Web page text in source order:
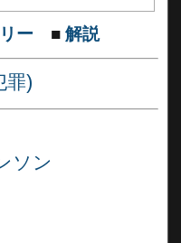
ー ■ 解説
罪)
ソン